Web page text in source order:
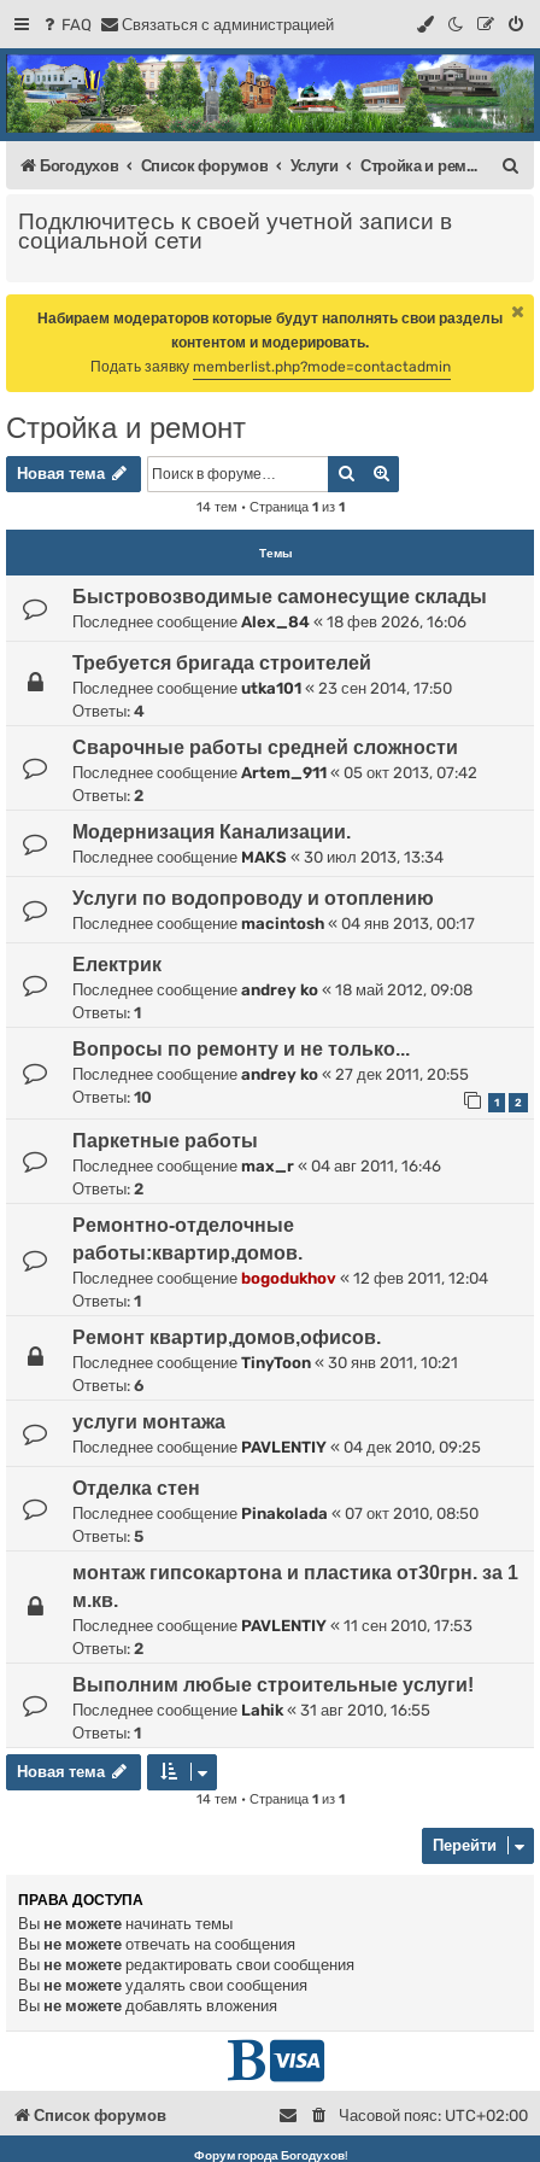
FAQ Связаться с администрацией
Регистрация
Форум Богодухова
Богодухов
Богодухов Список форумов Услуги Стройка и ремонт
к
Подключитесь к своей учетной записи в
социальной сети
Набираем модераторов которые будут наполнять свои разделы
контентом и модерировать.
Подать заявку memberlist.php?mode=contactadmin
Стройка и ремонт
Новая тема
Новая тема Поиск
14 тем • Страница 1из 1
Темы
Быстровозводимые самонесущие склады
Последнее сообщение Alex_84 « 18 фев 2026, 16:06
Требуется бригада строителей
Последнее сообщение utka101 « 23 сен 2014, 17:50
Ответы: 4
Сварочные работы средней сложности
Последнее сообщение Artem_911 « 05 окт 2013, 07:42
Ответы: 2
Модернизация Канализации.
Последнее сообщение MAKS « 30 июл 2013, 13:34
Услуги по водопроводу и отоплению
Последнее сообщение macintosh « 04 янв 2013, 00:17
Електрик
Последнее сообщение andrey ko « 18 май 2012, 09:08
Ответы: 1
Вопросы по ремонту и не только...
Последнее сообщение andrey ko « 27 дек 2011, 20:55
Ответы: 10 1 2
Паркетные работы
Последнее сообщение max_r « 04 авг 2011, 16:46
Ответы: 2
Ремонтно-отделочные
работы:квартир,домов.
Последнее сообщение bogodukhov « 12 фев 2011, 12:04
Ответы: 1
Ремонт квартир,домов,офисов.
Последнее сообщение TinyToon « 30 янв 2011, 10:21
Ответы: 6
услуги монтажа
Последнее сообщение PAVLENTIY « 04 дек 2010, 09:25
Отделка стен
Последнее сообщение Pinakolada « 07 окт 2010, 08:50
Ответы: 5
монтаж гипсокартона и пластика от30грн. за 1
м.кв.
Последнее сообщение PAVLENTIY « 11 сен 2010, 17:53
Ответы: 2
Выполним любые строительные услуги!
Последнее сообщение Lahik « 31 авг 2010, 16:55
Ответы: 1
Новая тема
Новая тема
14 тем • Страница 1из 1
Перейти
ПРАВА ДОСТУПА
Вы не можете начинать темы
Вы не можете отвечать на сообщения
Вы не можете редактировать свои сообщения
Вы не можете удалять свои сообщения
Вы не можете добавлять вложения
Г
в
D
o
n
Список форумов Часовой пояс: UTC+02:00
Форум города Богодухов!